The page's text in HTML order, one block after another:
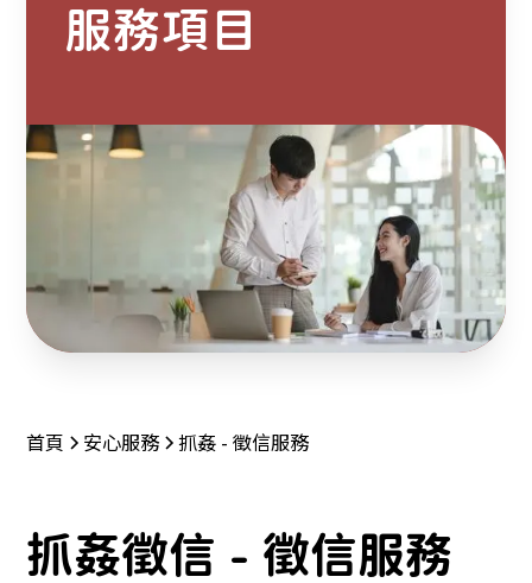
服務項目
首頁 安心服務 抓姦 - 徵信服務
抓姦徵信 - 徵信服務